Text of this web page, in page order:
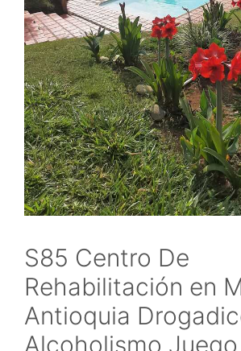
S85 Centro De
Rehabilitación en
Antioquia
Alcoholismo Juego